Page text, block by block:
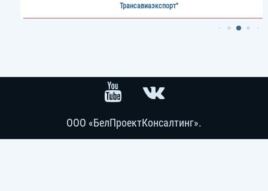
Трансавиаэкспорт"
ООО «БелПроектКонсалтинг».